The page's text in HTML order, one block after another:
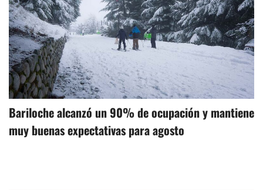
Bariloche alcanzó un 90% de ocupación y mantiene
muy buenas expectativas para agosto